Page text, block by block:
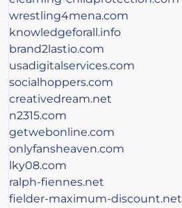
wrestling4mena.com
knowledgeforall.info
brand2lastio.com
usadigitalservices.com
socialhoppers.com
creativedream.net
n2315.com
getwebonline.com
onlyfansheaven.com
lky08.com
ralph-fiennes.net
fielder-maximum-discount.net